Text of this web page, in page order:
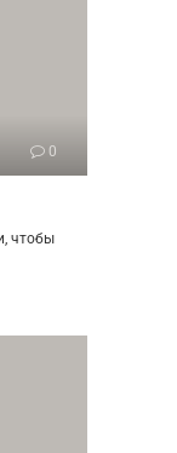
0
чтобы